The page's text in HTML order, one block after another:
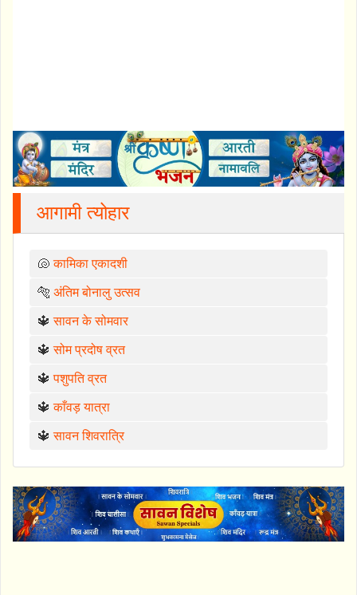
आगामी त्योहार
🐚कामिका एकादशी
🐅 अंतिम बोनालु उत्सव
🔱सावन के सोमवार
🔱सोम प्रदोष व्रत
🔱पशुपति व्रत
🔱काँवड़ यात्रा
🔱सावन शिवरात्रि